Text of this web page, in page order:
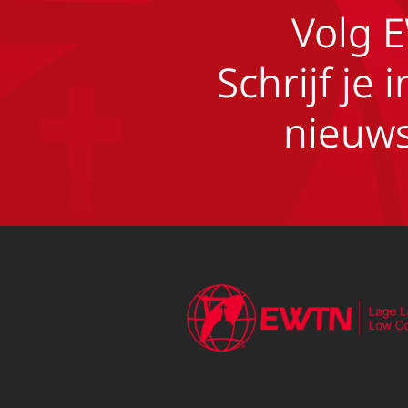
Volg
Schrijf je